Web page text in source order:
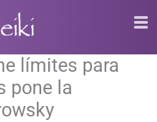
límites para
pone la